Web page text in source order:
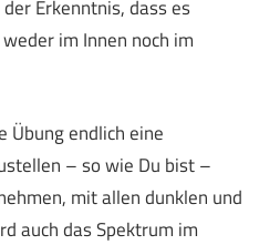
Erkenntnis, dass es
im Innen noch im
Übung endlich eine
– so wie Du bist –
mit allen dunklen und
auch das Spektrum im